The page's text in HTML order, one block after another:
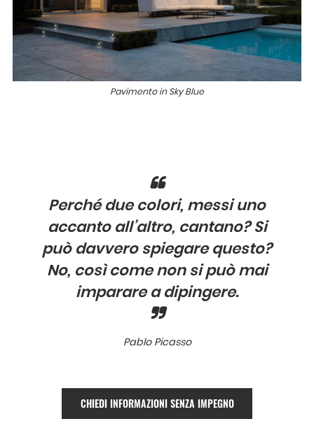
Pavimento in Sky Blue
Perché due colori, messi uno
accanto all’altro, cantano? Si
può davvero spiegare questo?
No, così come non si può mai
imparare a dipingere.
Pablo Picasso
CHIEDI INFORMAZIONI SENZA IMPEGNO